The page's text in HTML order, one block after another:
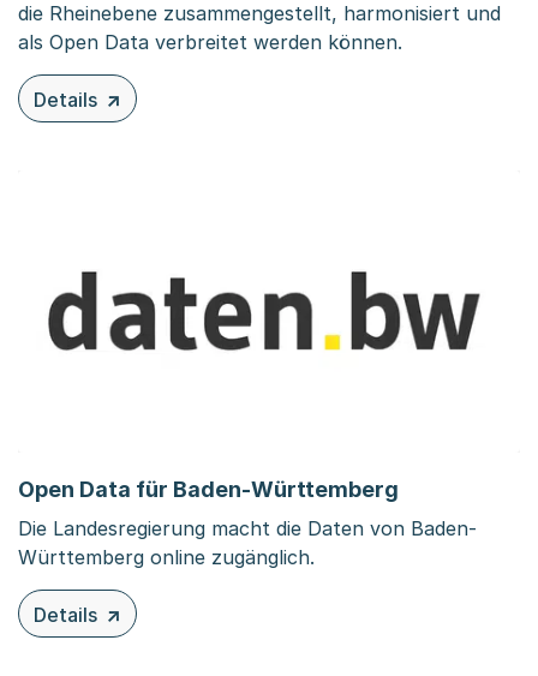
die Rheinebene zusammengestellt, harmonisiert und
als Open Data verbreitet werden können.
Details
zu diesem Inhalt: Regionale Geoportale
Open Data für Baden-Württemberg
Die Landesregierung macht die Daten von Baden-
Württemberg online zugänglich.
Details
zu diesem Inhalt: Open Data für Baden-Württemberg